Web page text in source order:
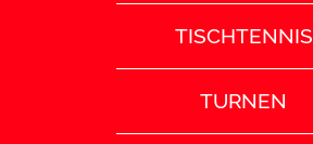
TISCHTENNIS
TURNEN